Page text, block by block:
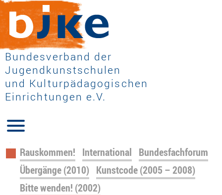
Bundesverband der
Jugendkunstschulen
und Kulturpädagogischen
Einrichtungen e.V.
Navigation
überspringen
Rauskommen! International Bundesfachforum
Übergänge (2010) Kunstcode (2005 – 2008)
Bitte wenden! (2002)